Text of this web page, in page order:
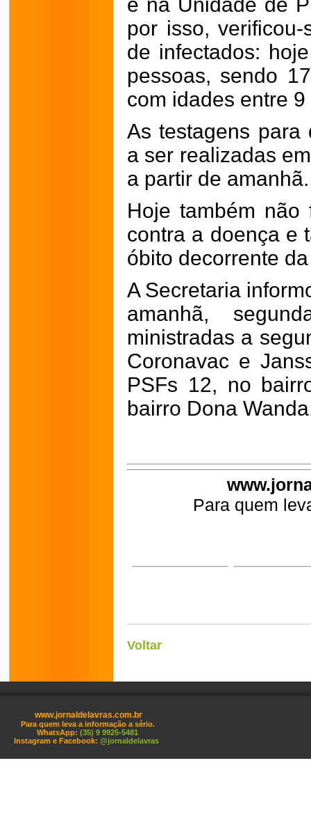
por isso,
de infectados:
pessoas, sendo
com idades entre
As testagens para
a ser realizadas
a partir de
Hoje também não
contra a doença e
óbito decorrente
A Secretaria
amanhã,
ministradas a
Coronavac e
PSFs 12, no
bairro Dona
Para quem
Voltar
www.jornaldelavras.com.br
Para quem leva a informação a sério.
WhatsApp: (35) 9 9925-5481
Instagram e Facebook: @jornaldelavras